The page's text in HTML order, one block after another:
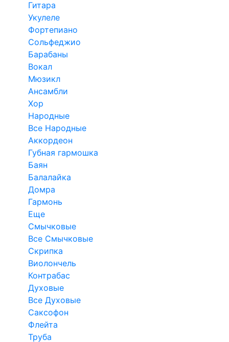
Гитара
Укулеле
Фортепиано
Сольфеджио
Барабаны
Вокал
Мюзикл
Ансамбли
Хор
Народные
Все Народные
Аккордеон
Губная гармошка
Баян
Балалайка
Домра
Гармонь
Еще
Смычковые
Все Смычковые
Скрипка
Виолончель
Контрабас
Духовые
Все Духовые
Саксофон
Флейта
Труба